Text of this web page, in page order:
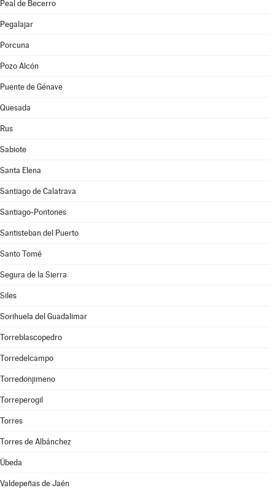
Peal de Becerro
Pegalajar
Porcuna
Pozo Alcón
Puente de Génave
Quesada
Rus
Sabiote
Santa Elena
Santiago de Calatrava
Santiago-Pontones
Santisteban del Puerto
Santo Tomé
Segura de la Sierra
Siles
Sorihuela del Guadalimar
Torreblascopedro
Torredelcampo
Torredonjimeno
Torreperogil
Torres
Torres de Albánchez
Úbeda
Valdepeñas de Jaén